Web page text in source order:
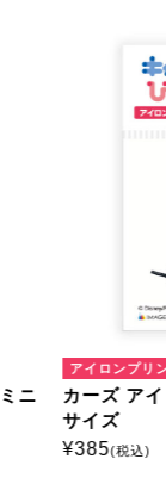
リントシート ミ